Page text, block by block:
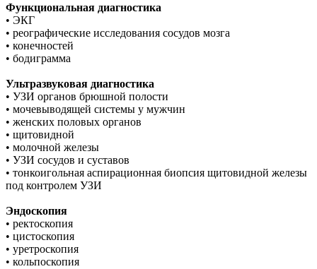
Функциональная диагностика
• ЭКГ
• реографические исследования сосудов мозга
• конечностей
• бодиграмма
Ультразвуковая диагностика
• УЗИ органов брюшной полости
• мочевыводящей системы у мужчин
• женских половых органов
• щитовидной
• молочной железы
• УЗИ сосудов и суставов
• тонкоигольная аспирационная биопсия щитовидной железы
под контролем УЗИ
Эндоскопия
• ректоскопия
• цистоскопия
• уретроскопия
• кольпоскопия